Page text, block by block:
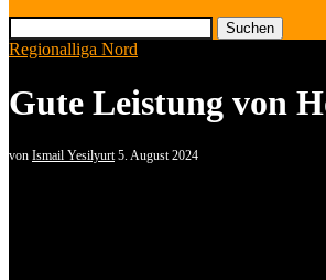
Suchen
Regionalliga Nord
Gute Leistung von
von Ismail Yesilyurt 5. August 2024